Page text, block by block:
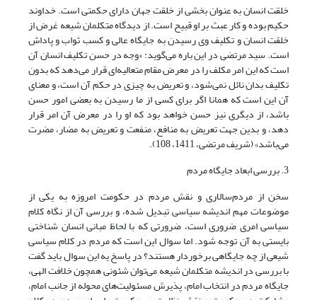
خلقت انسان به عنوان بخشی از خلقت جهان دارای حکمتی است. خداوند
حکیم بوده و کار عبث بر او قبیح است. از دیدگاه متکلمان شیعه غرض از
خلقت انسان و تکلیف وی رسیدن به جایگاه عالی و کسب ثواب و پاداش
است. سید مرتضی در این باره می‌گوید: «وجه در حسن تکلیف انسان آن
است که این امر مکلف را در معرض مقام متعالیه‌ای قرار می‌دهد که بدون
تکلیف بدان نائل نمی‌شود، و تعریض به چیزی در حکم آن است، و معنای
آن این است که همانا اگر برای کسی از ما رسیدن به بعضی امور حسن
باشد، از دیگری نیز حسن خواهد بود که او را در معرض آن امر قرار
دهد، و بدین جهت تعریض به منافع، منفعت و تعریض به مضار، مضرت
می‌باشد» (شریف مرتضی، 1411، 108).
3. بررسی ابعاد جایگاه مردم
سخن از مردم‌سالاری و نقش مردم در حکومت امروزه به یکی از
موضوعات مهم اندیشه سیاسی تبدیل شده، و بررسی آن از نگاه کلام
سیاسی امری ضروری است، ضرورتی که با لحاظ مبانی انسان شناختی
بایستی به آن توجه شود. اما سوال این است که مردم در کلام سیاسی
شیعی از چه جایگاهی برخوردار هستند؟ در پاسخ یه این سوال باید گفت
با بررسی در اندیشه متکلمان شیعه می‌توان شئونی همچون خلافت الهی،
جایگاه مردم در انتخاب امام، پذیرش مسئولیت‌های محوله از جانب امام،